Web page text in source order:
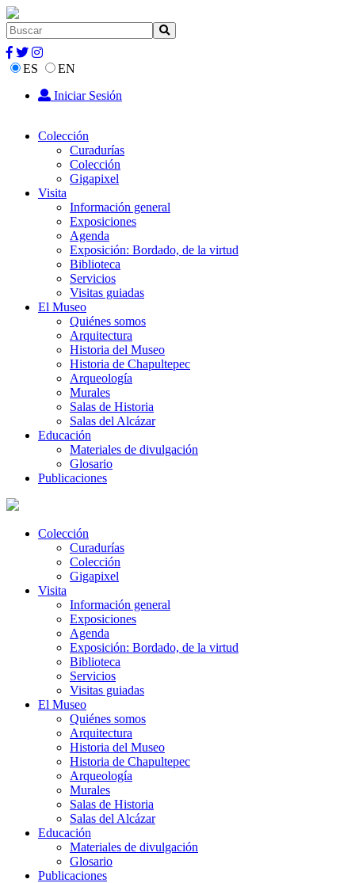
ES
EN
Iniciar Sesión
Colección
Curadurías
Colección
Gigapixel
Visita
Información general
Exposiciones
Agenda
Exposición: Bordado, de la virtud
Biblioteca
Servicios
Visitas guiadas
El Museo
Quiénes somos
Arquitectura
Historia del Museo
Historia de Chapultepec
Arqueología
Murales
Salas de Historia
Salas del Alcázar
Educación
Materiales de divulgación
Glosario
Publicaciones
Colección
Curadurías
Colección
Gigapixel
Visita
Información general
Exposiciones
Agenda
Exposición: Bordado, de la virtud
Biblioteca
Servicios
Visitas guiadas
El Museo
Quiénes somos
Arquitectura
Historia del Museo
Historia de Chapultepec
Arqueología
Murales
Salas de Historia
Salas del Alcázar
Educación
Materiales de divulgación
Glosario
Publicaciones